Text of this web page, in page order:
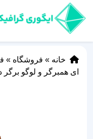
خانه » فروشگاه »
ای همبرگر و لوگو